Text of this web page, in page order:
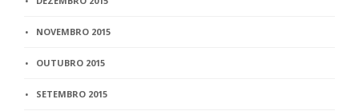
NOVEMBRO 2015
OUTUBRO 2015
SETEMBRO 2015